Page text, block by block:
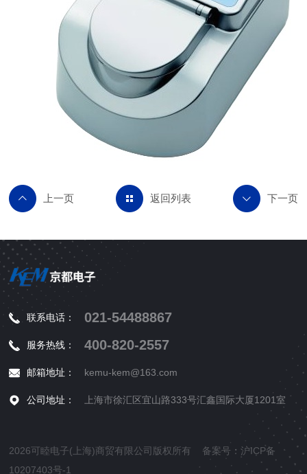
返回列表
联系电话： 021-54488867
服务热线： 400-820-2557
邮箱地址： kemu-kem@163.com
公司地址： 上海市徐汇区宜山路333号汇鑫国际大厦1201室
2026可睦电子(上海)商贸有限公司版权所有 备案号：沪ICP备
10207403号-1